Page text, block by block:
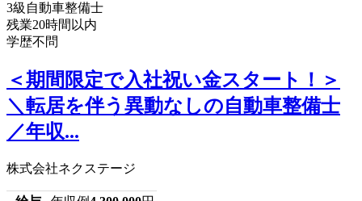
3級自動車整備士
残業20時間以内
学歴不問
＜期間限定で入社祝い金スタート！＞
＼転居を伴う異動なしの自動車整備士
／年収...
株式会社ネクステージ